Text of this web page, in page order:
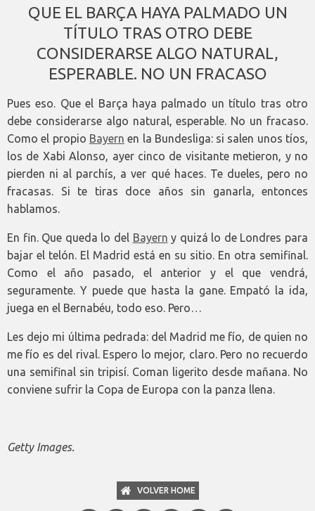
QUE EL BARÇA HAYA PALMADO UN
TÍTULO TRAS OTRO DEBE
CONSIDERARSE ALGO NATURAL,
ESPERABLE. NO UN FRACASO
Pues eso. Que el Barça haya palmado un título tras otro
debe considerarse algo natural, esperable. No un fracaso.
Como el propio Bayern en la Bundesliga: si salen unos tíos,
los de Xabi Alonso, ayer cinco de visitante metieron, y no
pierden ni al parchís, a ver qué haces. Te dueles, pero no
fracasas. Si te tiras doce años sin ganarla, entonces
hablamos.
En fin. Que queda lo del Bayern y quizá lo de Londres para
bajar el telón. El Madrid está en su sitio. En otra semifinal.
Como el año pasado, el anterior y el que vendrá,
seguramente. Y puede que hasta la gane. Empató la ida,
juega en el Bernabéu, todo eso. Pero…
Les dejo mi última pedrada: del Madrid me fío, de quien no
me fío es del rival. Espero lo mejor, claro. Pero no recuerdo
una semifinal sin tripisí. Coman ligerito desde mañana. No
conviene sufrir la Copa de Europa con la panza llena.
Getty Images.
VOLVER HOME